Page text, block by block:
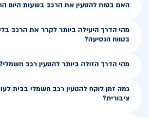
האם בטוח להטעין את הרכב בשעות היום
מהי הדרך היעילה ביותר לקרר את הרכב
בטווח הנסיעה?
מהי הדרך הזולה ביותר להטעין רכב חשמלי?
כמה זמן לוקח להטעין רכב חשמלי בבית
ציבורית?